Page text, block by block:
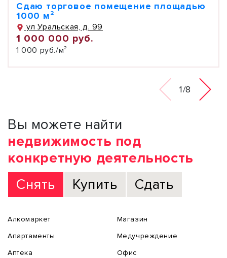
Сдаю торговое помещение площадью
1000 м²
ул Уральская, д. 99
1 000 000 руб.
1 000 руб./м²
1/8
Вы можете найти
недвижимость под
конкретную деятельность
Снять
Купить Сдать
Алкомаркет
Апартаменты
Аптека
Магазин
Медучреждение
Офис